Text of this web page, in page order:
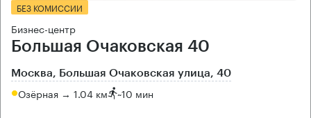
БЕЗ КОМИССИИ
Бизнес-центр
Большая Очаковская 40
Москва, Большая Очаковская улица, 40
Озёрная → 1.04 км ~10 мин